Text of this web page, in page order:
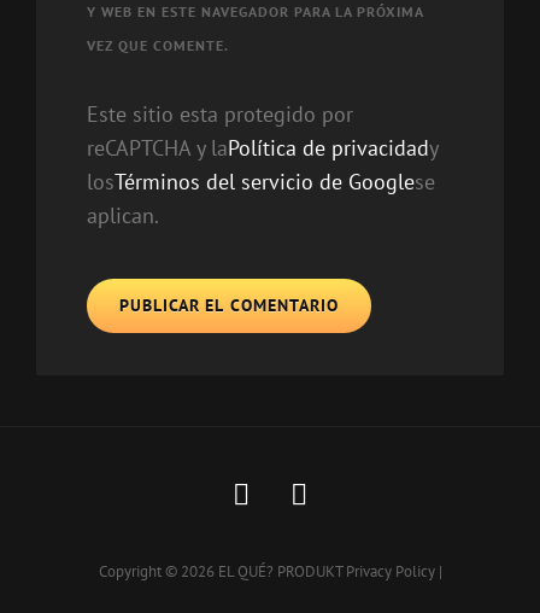
Y WEB EN ESTE NAVEGADOR PARA LA PRÓXIMA
VEZ QUE COMENTE.
Este sitio esta protegido por
reCAPTCHA y laPolítica de privacidady
losTérminos del servicio de Googlese
aplican.
https://icon-
icons.com_66802.png
Copyright © 2026 EL QUÉ? PRODUKT Privacy Policy|